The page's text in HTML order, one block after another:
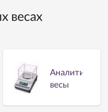
весах
весы